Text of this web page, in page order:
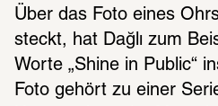
Über das Foto eines
steckt, hat Dağlı zum
Worte „Shine in Public“
Foto gehört zu einer